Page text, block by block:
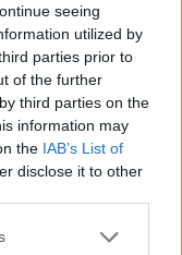
seeing
utilized by
parties prior to
of the further
third parties on the
information may
the IAB’s List of
disclose it to other
in
per gli atleti
per